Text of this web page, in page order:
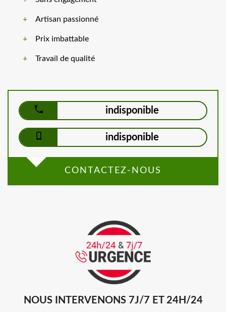
Artisan passionné
Prix imbattable
Travail de qualité
indisponible
indisponible
CONTACTEZ-NOUS
NOUS INTERVENONS 7J/7 ET 24H/24